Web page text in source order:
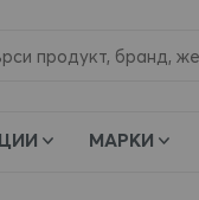
МАРКИ